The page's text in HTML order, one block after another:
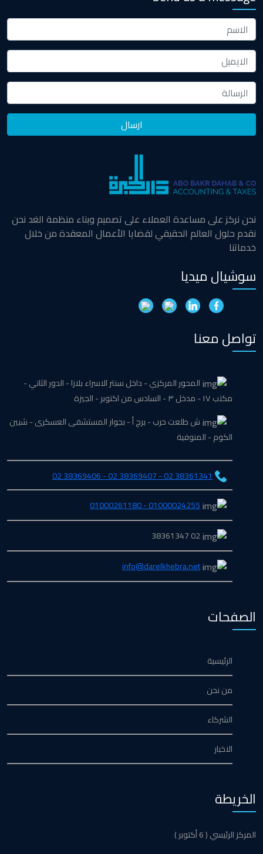
نحن نركز على مساعدة العملاء على تصميم وبناء منظمة الغد نحن
نقدم حلول العالم الحقيقي لقضايا الأعمال المعقدة من خلال
خدماتنا
سوشيال ميديا
تواصل معنا
المحور المركزي - داخل سنتر الاسراء بلازا - الدور الثاني -
مكتب ١٧ - مدخل ٣ - السادس من اكتوبر - الجيزة
ش طلعت حرب - برج أ - بجوار المستشفى العسكرى - شبين
الكوم - المنوفية
38361341 02 - 38369407 02 - 38369406 02
01000024255 - 01000261180
02 38361347
info@darelkhebra.net
الصفحات
الرئيسية
من نحن
الشركاء
الاخبار
الخريطة
المركز الرئيسي ( 6 أكتوبر )